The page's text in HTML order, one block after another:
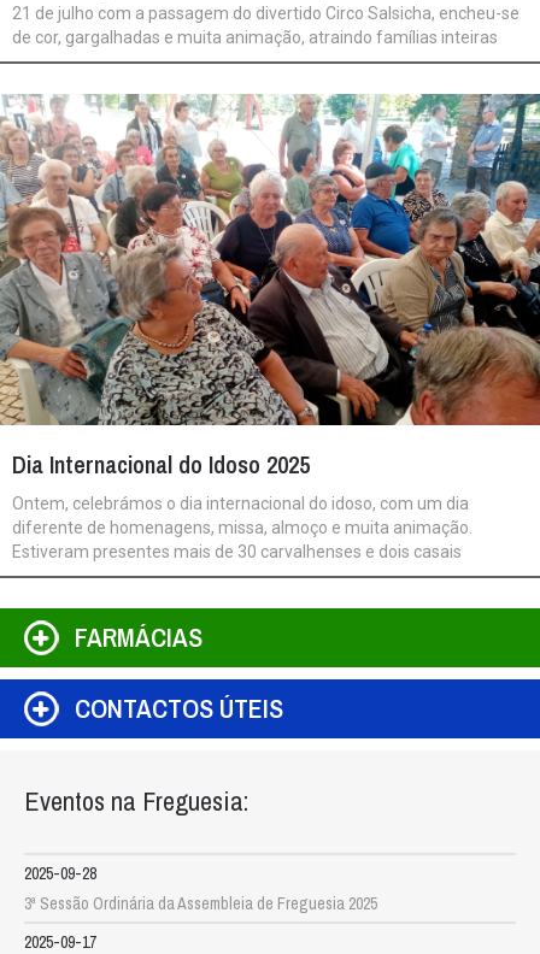
21 de julho com a passagem do divertido Circo Salsicha, encheu-se
de cor, gargalhadas e muita animação, atraindo famílias inteiras
para um espetáculo verdadeiramente único. Com momentos
mais trapalhões da região, o Circo Salsicha conquistou miúdos e
graúdos. A iniciativa trouxe uma energia renovada à comunidade e
deixou memórias felizes em todos os residentes.
Dia Internacional do Idoso 2025
Ontem, celebrámos o dia internacional do idoso, com um dia
diferente de homenagens, missa, almoço e muita animação.
Estiveram presentes mais de 30 carvalhenses e dois casais
celebraram os 50 anos de casamento: Maria Rosa Antunes e
felicidades a estes dois casais e a todos os participantes!
FARMÁCIAS
CONTACTOS ÚTEIS
Eventos na Freguesia:
2025-09-28
3ª Sessão Ordinária da Assembleia de Freguesia 2025
2025-09-17